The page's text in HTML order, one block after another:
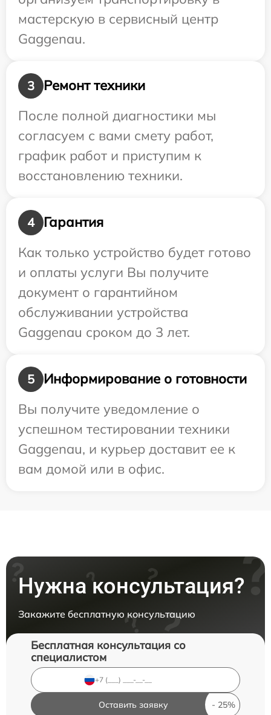
мастерскую в сервисный центр
Gaggenau.
3
Ремонт техники
После полной диагностики мы
согласуем с вами смету работ,
график работ и приступим к
восстановлению техники.
4
Гарантия
Как только устройство будет готово
и оплаты услуги Вы получите
документ о гарантийном
обслуживании устройства
Gaggenau сроком до 3 лет.
5
Информирование о готовности
Вы получите уведомление о
успешном тестировании техники
Gaggenau, и курьер доставит ее к
вам домой или в офис.
Нужна консультация?
Закажите бесплатную консультацию
Бесплатная консультация со
специалистом
Оставить заявку